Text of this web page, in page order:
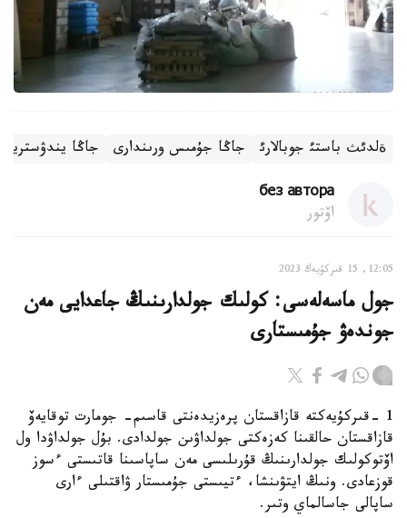
ةلدئث باستئ جوبالارئ جاڭا جۇمىس ورىندارى جاڭا
без автора
اۆتور
12:05, 15 قىركۇيەك 2023
جول ماسەلەسى: كولىك جولدارىنىڭ جاعدايى مەن
جوندەۋ جۇمىستارى
1 -قىركۇيەكتە قازاقستان پرەزيدەنتى قاسىم- جومارت توقايەۆ
قازاقستان حالقىنا كەزەكتى جولداۋىن جولدادى. بۇل جولداۋدا ول
اۆتوكولىك جولدارىنىڭ قۇرىلىسى مەن ساپاسىنا قاتىستى ءسوز
قوزعادى. ونىڭ ايتۋىنشا، ءتيىستى جۇمىستار ۋاقتىلى ءارى
ساپالى جاسالماي وتىر.